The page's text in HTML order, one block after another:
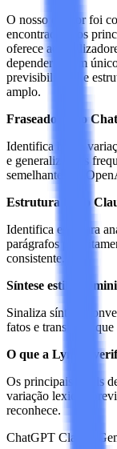
O nosso detetor foi
encontrados nos
oferece aos
depender de um
previsibilidade e
amplo.
Fraseado estilo
Identifica baixa
e generalizações
semelhantes ao
Estrutura estilo
Identifica estrutura
parágrafos
consistente.
Síntese estilo Gemini
Sinaliza síntese
fatos e transições
O que a Lynote
Os principais sinais
variação lexical,
reconhece.
ChatGPT Claude